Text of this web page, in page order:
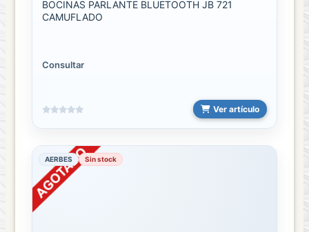
BOCINAS PARLANTE BLUETOOTH JB 721
CAMUFLADO
Consultar
Ver artículo
AERBES Sin stock